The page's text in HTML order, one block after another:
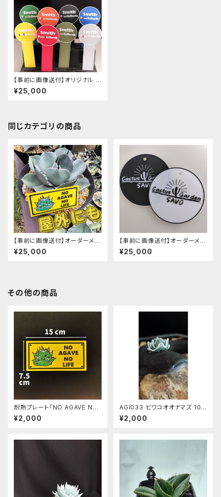
【事前に画像送付】オリジナル プ
¥25,000
同じカテゴリの商品
【事前に画像送付】オーダーメイ
ド 耐熱3Dプレート 小10枚
¥25,000
【事前に画像送付】オーダーメイ
ド 耐熱3Dステッカー Φ6cm 3
0枚
¥25,000
その他の商品
耐熱プレート「NO AGAVE NO
LIFE」 小【高耐久】
¥2,000
AGI033 ビワコオオナマズ 10c
m 素体
¥2,000